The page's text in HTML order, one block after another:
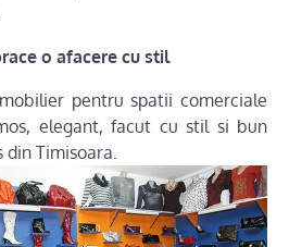
o afacere cu stil
pentru spatii comerciale
elegant, facut cu stil si bun
din Timisoara.